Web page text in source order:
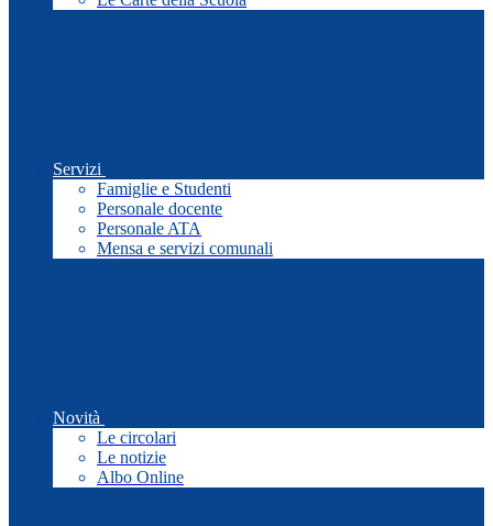
Servizi
Famiglie e Studenti
Personale docente
Personale ATA
Mensa e servizi comunali
Novità
Le circolari
Le notizie
Albo Online